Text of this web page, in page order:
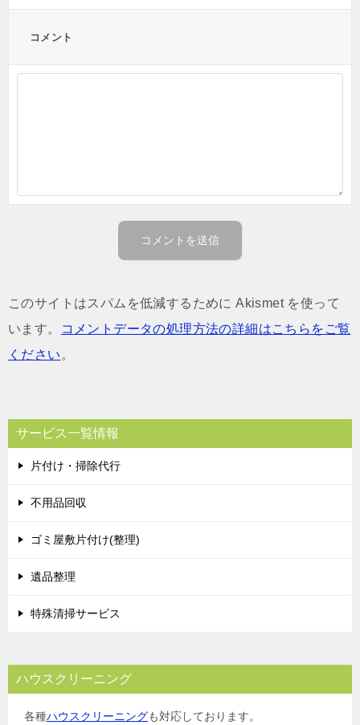
コメント
このサイトはスパムを低減するために Akismet を使って
います。
コメントデータの処理方法の詳細はこちらをご覧
ください 。
サービス一覧情報
片付け・掃除代行
不用品回収
ゴミ屋敷片付け(整理)
遺品整理
特殊清掃サービス
ハウスクリーニング
各種ハウスクリーニングも対応しております。